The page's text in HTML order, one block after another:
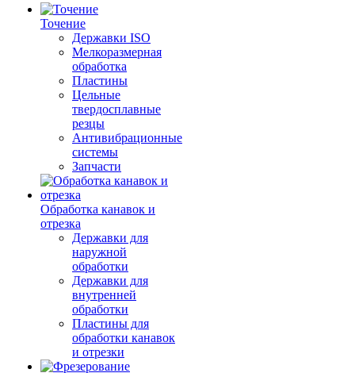
Точение
Державки ISO
Мелкоразмерная
обработка
Пластины
Цельные
твердосплавные
резцы
Антивибрационные
системы
Запчасти
Обработка канавок и
отрезка
Державки для
наружной
обработки
Державки для
внутренней
обработки
Пластины для
обработки канавок
и отрезки